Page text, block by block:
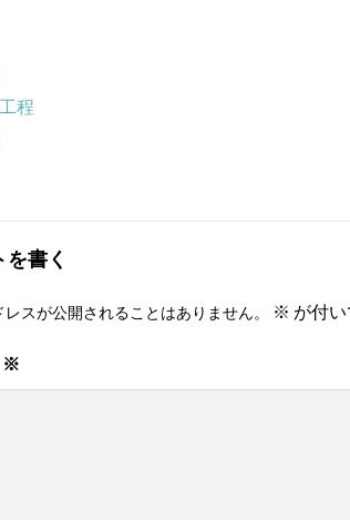
程
を書く
レスが公開されることはありません。 ※ が付
※